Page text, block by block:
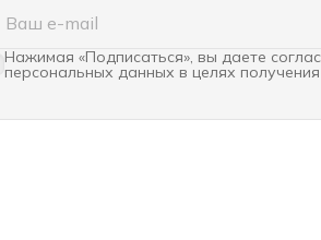
Нажимая «Подписаться», вы даете
персональных данных в целях